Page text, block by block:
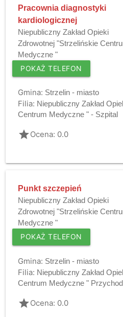
Pracownia diagnostyki
kardiologicznej
Niepubliczny Zakład Opieki
Zdrowotnej "Strzelińskie
Medyczne "
POKAŻ TELEFON
Gmina: Strzelin - miasto
Filia: Niepubliczny Zakład
Centrum Medyczne " - Szpital
gradeOcena: 0.0
Punkt szczepień
Niepubliczny Zakład Opieki
Zdrowotnej "Strzelińskie
Medyczne "
POKAŻ TELEFON
Gmina: Strzelin - miasto
Filia: Niepubliczny Zakład
Centrum Medyczne "
gradeOcena: 0.0